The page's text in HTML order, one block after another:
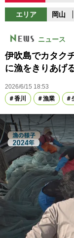
エリア 岡山
ニュース
伊吹島でカタク
に漁をきりあげ
2026/6/15 18:53
香川
漁業